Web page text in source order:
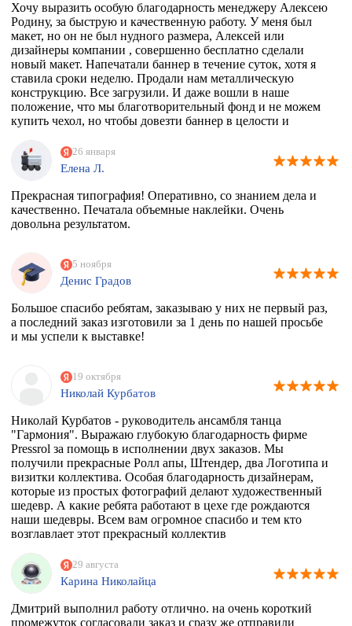
Хочу выразить особую благодарность менеджеру Алексею
Родину, за быструю и качественную работу. У меня был
макет, но он не был нудного размера, Алексей или
дизайнеры компании , совершенно бесплатно сделали
новый макет. Напечатали баннер в течение суток, хотя я
ставила сроки неделю. Продали нам металлическую
конструкцию. Все загрузили. И даже вошли в наше
положение, что мы благотворительный фонд и не можем
купить чехол, но чтобы довезти баннер в целости и
Огромное спасибо вам. Скоро будем новый баннер
печатать, обязательно обратимся к вам
26 января
Елена Л.
Прекрасная типография! Оперативно, со знанием дела и
качественно. Печатала объемные наклейки. Очень
довольна результатом.
5 ноября
Денис Градов
Большое спасибо ребятам, заказываю у них не первый раз,
а последний заказ изготовили за 1 день по нашей просьбе
и мы успели к выставке!
19 октября
Николай Курбатов
Николай Курбатов - руководитель ансамбля танца
"Гармония". Выражаю глубокую благодарность фирме
Pressrol за помощь в исполнении двух заказов. Мы
получили прекрасные Ролл апы, Штендер, два Логотипа и
визитки коллектива. Особая благодарность дизайнерам,
которые из простых фотографий делают художественный
шедевр. А какие ребята работают в цехе где рождаются
наши шедевры. Всем вам огромное спасибо и тем кто
возглавлает этот прекрасный коллектив
обращаться за помощью.
29 августа
Карина Николайца
Дмитрий выполнил работу отлично. на очень короткий
промежуток согласовали заказ и сразу же отправили